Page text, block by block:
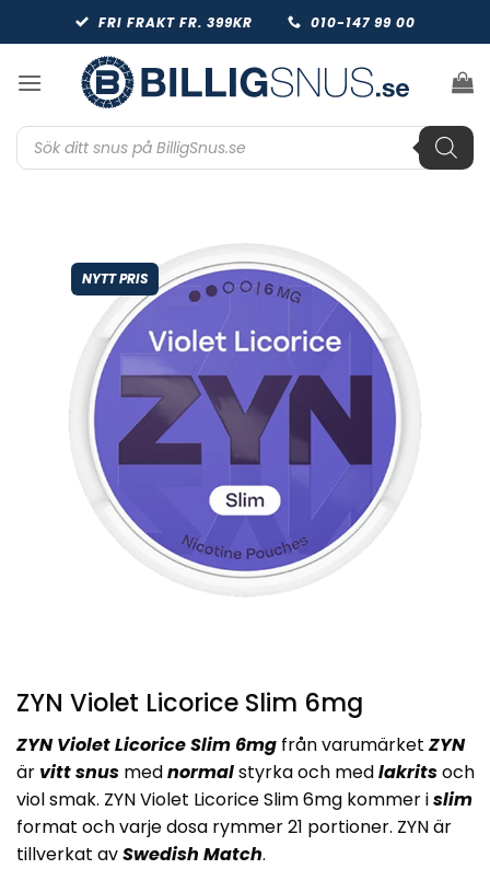
to
FRI FRAKT FR. 399KR 010-147 99 00
Produktsökning
NYTT PRIS
ZYN Violet Licorice Slim 6mg
ZYN Violet Licorice Slim 6mg från varumärket ZYN
är vitt snus mednormalstyrka och medlakritsoch
viol smak. ZYN Violet Licorice Slim 6mg kommer islim
format och varje dosa rymmer 21 portioner. ZYN är
tillverkat avSwedish Match.